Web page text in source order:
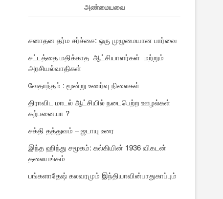
அண்மையவை
சனாதன தர்ம சர்ச்சை: ஒரு முழுமையான பார்வை
சட்டத்தை மதிக்காத ஆட்சியாளர்கள் மற்றும்
அரசியல்வாதிகள்
வேதாந்தம் : மூன்று உணர்வு நிலைகள்
திராவிட மாடல் ஆட்சியில் நடைபெற்ற ஊழல்கள்
கற்பனையா ?
சக்தி தத்துவம் – ஜடாயு உரை
இந்த ஹிந்து சமூகம்: கல்கியின் 1936 விகடன்
தலையங்கம்
பங்களாதேஷ் கலவரமும் இந்தியாவின்பாதுகாப்பும்